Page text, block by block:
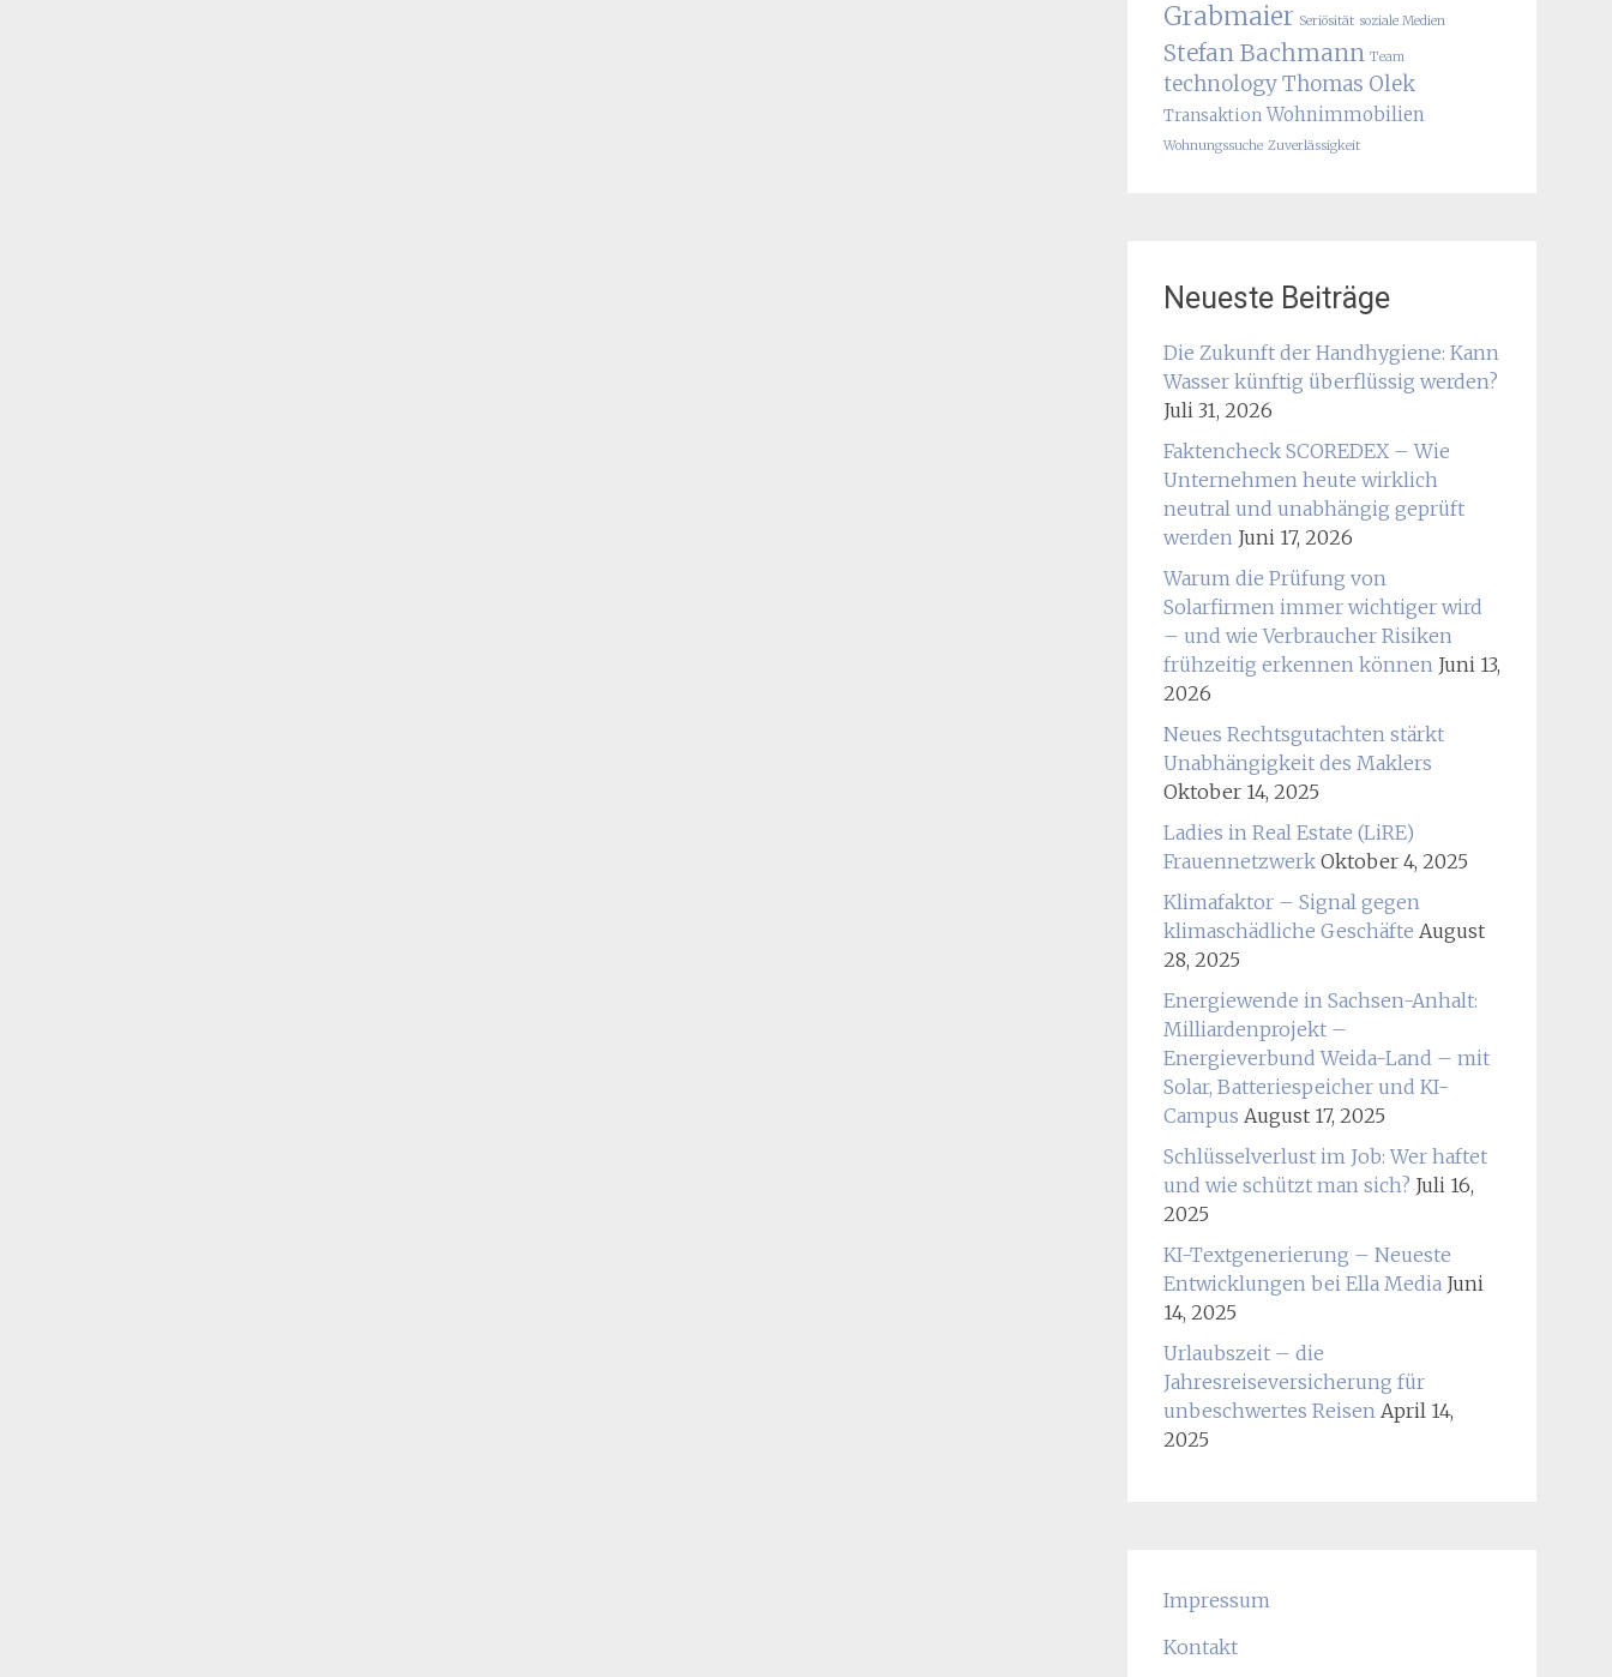
Grabmaier Seriösität soziale Medien
Stefan Bachmann Team
technologyThomas Olek
Transaktion Wohnimmobilien
Wohnungssuche Zuverlässigkeit
Neueste Beiträge
Die Zukunft der Handhygiene: Kann
Wasser künftig überflüssig werden?
Juli 31, 2026
Faktencheck SCOREDEX – Wie
Unternehmen heute wirklich
neutral und unabhängig geprüft
werden Juni 17, 2026
Warum die Prüfung von
Solarfirmen immer wichtiger wird
– und wie Verbraucher Risiken
frühzeitig erkennen können Juni 13,
2026
Neues Rechtsgutachten stärkt
Unabhängigkeit des Maklers
Oktober 14, 2025
Ladies in Real Estate (LiRE)
Frauennetzwerk Oktober 4, 2025
Klimafaktor – Signal gegen
klimaschädliche Geschäfte August
28, 2025
Energiewende in Sachsen-Anhalt:
Milliardenprojekt –
Energieverbund Weida-Land – mit
Solar, Batteriespeicher und KI-
Campus August 17, 2025
Schlüsselverlust im Job: Wer haftet
und wie schützt man sich? Juli 16,
2025
KI-Textgenerierung – Neueste
Entwicklungen bei Ella Media Juni
14, 2025
Urlaubszeit – die
Jahresreiseversicherung für
unbeschwertes Reisen April 14,
2025
Impressum
Kontakt